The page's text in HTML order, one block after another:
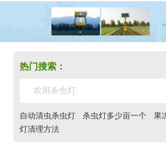
热门搜索：
自动清虫杀虫灯 杀虫灯多少亩一个 果
灯清理方法